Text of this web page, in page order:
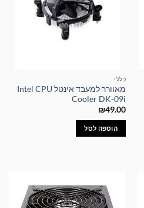
כללי
מאוורר למעבד אינטל Intel CPU
Cooler DK-09i
₪49.00
הוספה לסל